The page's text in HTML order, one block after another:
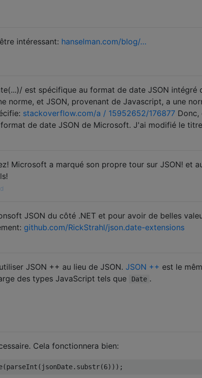
intéressant: hanselman.com/blog/…
est spécifique au format de date JSON
norme, et JSON, provenant de Javascript, a une
stackoverflow.com/a / 15952652/176877 Donc,
de date JSON de Microsoft. J'ai modifié le
Microsoft a marqué son propre tour sur JSON! et
JSON du côté .NET et pour avoir de belles
github.com/RickStrahl/json.date-extensions
JSON ++ au lieu de JSON. JSON ++ est le
des types JavaScript tels que
Date .
Cela fonctionnera bien:
(parseInt ( jsonDate. substr(6)));